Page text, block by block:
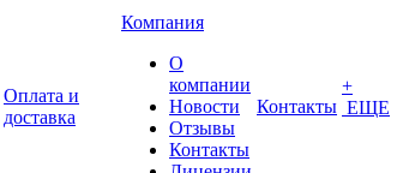
Оплата и
доставка
Компания
О
компании
Новости
Отзывы
Контакты
Контакты
+
ЕЩЕ